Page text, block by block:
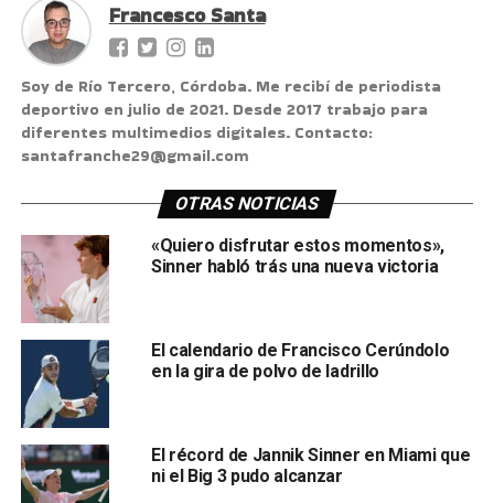
Francesco Santa
Soy de Río Tercero, Córdoba. Me recibí de periodista
deportivo en julio de 2021. Desde 2017 trabajo para
diferentes multimedios digitales. Contacto:
santafranche29@gmail.com
OTRAS NOTICIAS
«Quiero disfrutar estos momentos»,
Sinner habló trás una nueva victoria
El calendario de Francisco Cerúndolo
en la gira de polvo de ladrillo
El récord de Jannik Sinner en Miami que
ni el Big 3 pudo alcanzar